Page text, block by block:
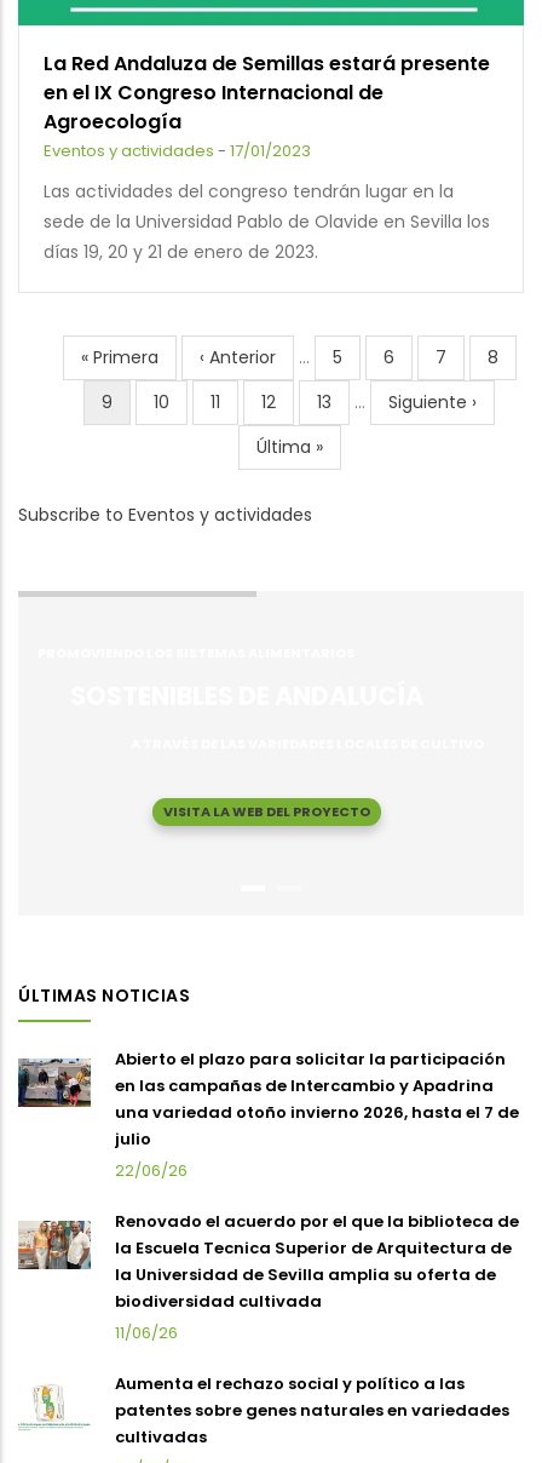
La Red Andaluza de Semillas estará presente
en el IX Congreso Internacional de
Agroecología
Eventos y actividades - 17/01/2023
Las actividades del congreso tendrán lugar en la
sede de la Universidad Pablo de Olavide en Sevilla los
días 19, 20 y 21 de enero de 2023.
Pagination
First
page
« Primera
Previous
page
‹ Anterior … Page
5 Page
6 Page
7 Page
8
Current
page
9 Page
10 Page
11 Page
12 Page
13 …
Next
page
Siguiente ›
Last
page
Última »
Subscribe to Eventos y actividades
VISITA LA WEB DEL PROYECTO
ÚLTIMAS NOTICIAS
Abierto el plazo para solicitar la participación
en las campañas de Intercambio y Apadrina
una variedad otoño invierno 2026, hasta el 7 de
julio
22/06/26
Renovado el acuerdo por el que la biblioteca de
la Escuela Tecnica Superior de Arquitectura de
la Universidad de Sevilla amplia su oferta de
biodiversidad cultivada
11/06/26
Aumenta el rechazo social y político a las
patentes sobre genes naturales en variedades
cultivadas